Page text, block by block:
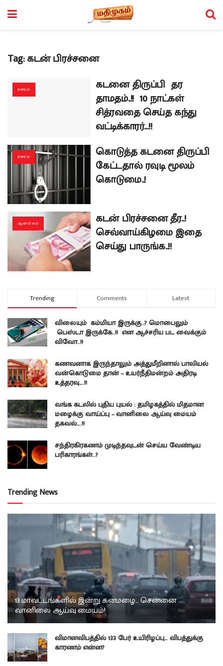
Tag:கடன் பிரச்சனை
க்ரைம்
கடனை திருப்பி தர
தாமதம்..!! 10 நாட்கள்
சித்ரவதை செய்த கந்து
வட்டிக்காரர்…!!
க்ரைம்
கொடுத்த கடனை திருப்பி
கேட்டதால் ரவுடி மூலம்
கொடுமை..!
ஆன்மிகம்
கடன் பிரச்சனை தீர..!
செவ்வாய்கிழமை இதை
செய்து பாருங்க..!!
Trending Comments Latest
விலையும் கம்மியா இருக்கு..? மொபைலும்
பெஸ்டா இருக்கே..!! என ஆச்சரிய பட வைக்கும்
விவோ..!!
கணவனாக இருந்தாலும் அத்துமீறினால் பாலியல்
வன்கொடுமை தான் – உயர்நீதிமன்றம் அதிரடி
உத்தரவு….!!
வங்க கடலில் புதிய புயல் : தமிழகத்தில் மிதமான
மழைக்கு வாய்ப்பு – வானிலை ஆய்வு மையம்
தகவல்….!!
சந்திரகிரகணம் முடிந்தவுடன் செய்ய வேண்டிய
பரிகாரங்கள்..?
Trending News
13 மாவட்டங்களில் இன்று கனமழை… சென்னை
வானிலை ஆய்வு மையம்!
விமானவிபத்தில் 133 பேர் உயிரிழப்பு… விபத்துக்கு
காரணம் என்ன?